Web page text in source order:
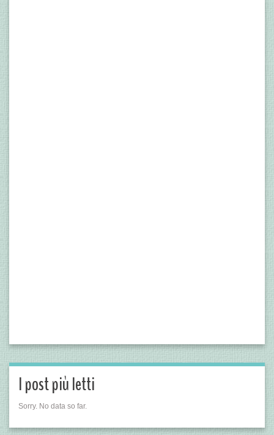
I post più letti
Sorry. No data so far.